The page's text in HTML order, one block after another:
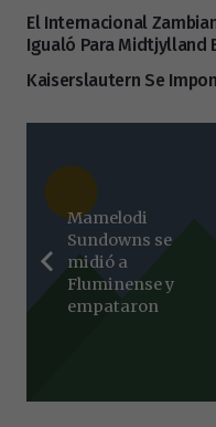
El Internacional
Igualó Para Midtjylland
Kaiserslautern Se
Mamelodi
Sundowns se
midió a
Fluminense y
empataron